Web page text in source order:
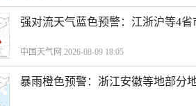
强对流天气蓝色预警：江浙沪等4
中国天气网 2026-08-09 18:05
暴雨橙色预警：浙江安徽等地部分